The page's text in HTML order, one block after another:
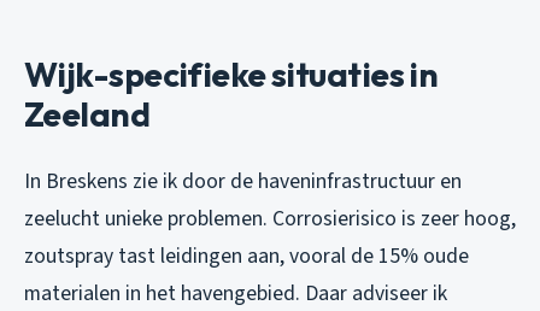
Wijk-specifieke situaties in
Zeeland
In Breskens zie ik door de haveninfrastructuur en
zeelucht unieke problemen. Corrosierisico is zeer hoog,
zoutspray tast leidingen aan, vooral de 15% oude
materialen in het havengebied. Daar adviseer ik